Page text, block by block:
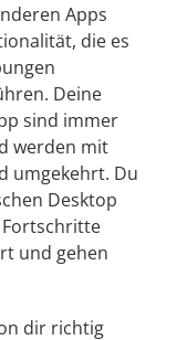
Apps
die es
Deine
sind immer
werden mit
umgekehrt. Du
Desktop
Fortschritte
und gehen
dir richtig